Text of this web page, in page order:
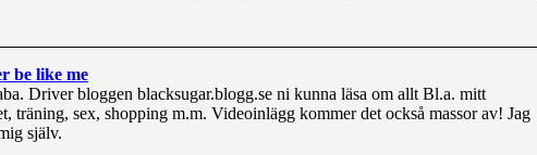
be like me
Driver bloggen blacksugar.blogg.se ni kunna läsa om allt Bl.a. mitt
träning, sex, shopping m.m. Videoinlägg kommer det också massor av! Jag
själv.